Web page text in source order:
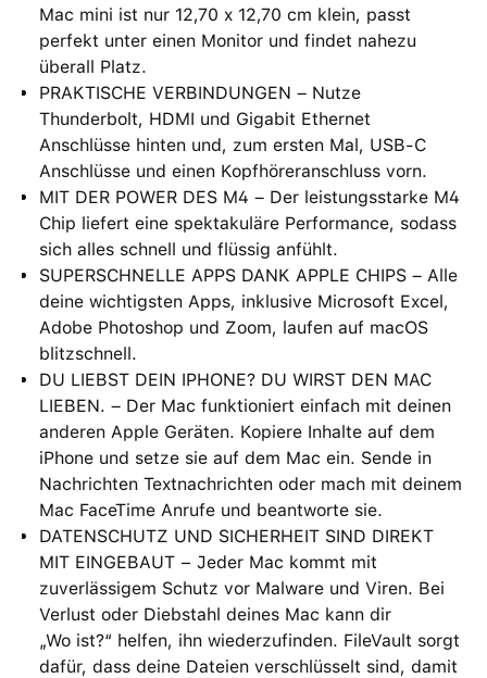
Mac mini ist nur 12,70 x 12,70 cm klein, passt
perfekt unter einen Monitor und findet nahezu
überall Platz.
PRAKTISCHE VERBINDUNGEN – Nutze
Thunderbolt, HDMI und Gigabit Ethernet
Anschlüsse hinten und, zum ersten Mal, USB‑C
Anschlüsse und einen Kopfhöreranschluss vorn.
MIT DER POWER DES M4 – Der leistungsstarke M4
Chip liefert eine spektakuläre Performance, sodass
sich alles schnell und flüssig anfühlt.
SUPERSCHNELLE APPS DANK APPLE CHIPS – Alle
deine wichtigsten Apps, inklusive Microsoft Excel,
Adobe Photoshop und Zoom, laufen auf macOS
blitzschnell.
DU LIEBST DEIN IPHONE? DU WIRST DEN MAC
LIEBEN. – Der Mac funktioniert einfach mit deinen
anderen Apple Geräten. Kopiere Inhalte auf dem
iPhone und setze sie auf dem Mac ein. Sende in
Nachrichten Textnachrichten oder mach mit deinem
Mac FaceTime Anrufe und beantworte sie.
DATENSCHUTZ UND SICHERHEIT SIND DIREKT
MIT EINGEBAUT − Jeder Mac kommt mit
zuverlässigem Schutz vor Malware und Viren. Bei
Verlust oder Diebstahl deines Mac kann dir
„Wo ist?“ helfen, ihn wiederzufinden. FileVault sorgt
dafür, dass deine Dateien verschlüsselt sind, damit